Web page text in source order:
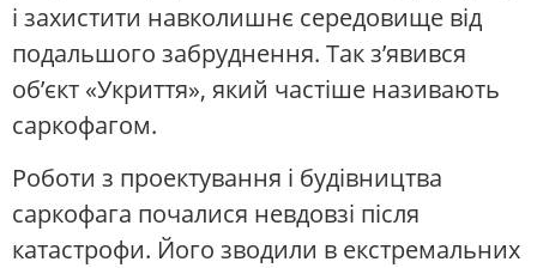
і захистити навколишнє середовище від
подальшого забруднення. Так з’явився
об’єкт «Укриття», який частіше називають
саркофагом.
Роботи з проектування і будівництва
саркофага почалися невдовзі після
катастрофи. Його зводили в екстремальних